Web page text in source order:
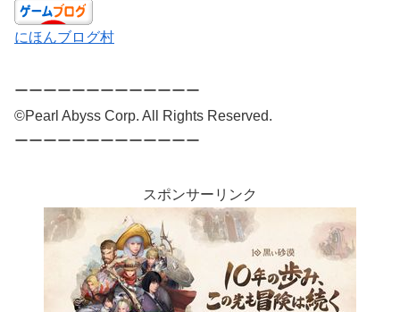
にほんブログ村
ーーーーーーーーーーーーー
©Pearl Abyss Corp. All Rights Reserved.
ーーーーーーーーーーーーー
スポンサーリンク